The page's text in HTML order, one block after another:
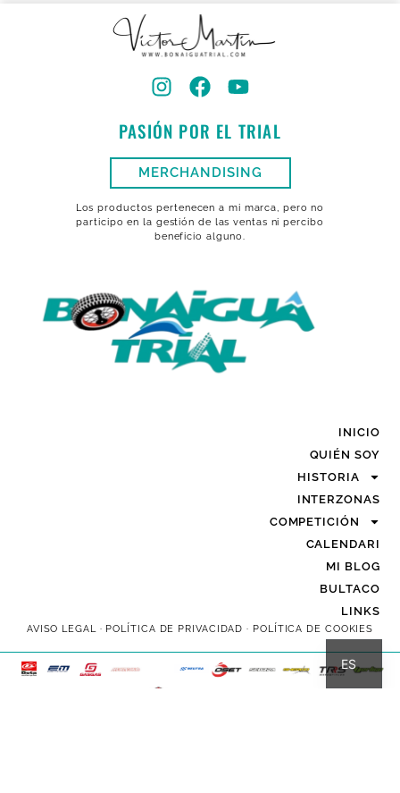
PASIÓN POR EL TRIAL
MERCHANDISING
Los productos pertenecen a mi marca, pero no
participo en la gestión de las ventas ni percibo
beneficio alguno.
INICIO
QUIÉN SOY
HISTORIA
INTERZONAS
COMPETICIÓN
CALENDARI
MI BLOG
BULTACO
LINKS
AVISO LEGAL· POLÍTICA DE PRIVACIDAD · POLÍTICA DE COOKIES
ES
CA